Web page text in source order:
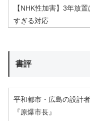
【NHK性加害】3年放
すぎる対応
書評
平和都市・広島の設計
『原爆市長』